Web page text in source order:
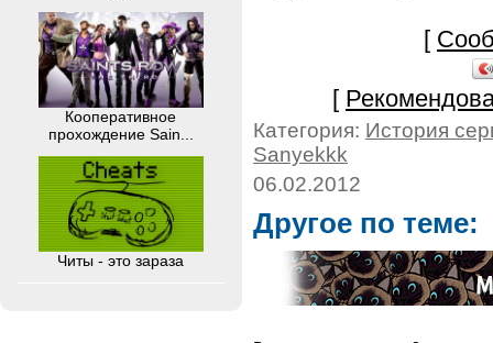
Кооперативное
прохождение Sain...
Читы - это зараза
[
[
Категория: История
Sanyekkk
06.02.2012
Другое по теме: